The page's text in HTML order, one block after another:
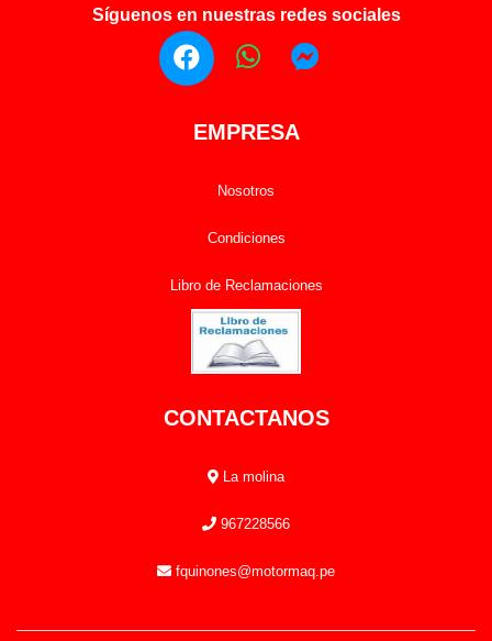
Síguenos en nuestras redes sociales
EMPRESA
Nosotros
Condiciones
Libro de Reclamaciones
CONTACTANOS
La molina
967228566
fquinones@motormaq.pe